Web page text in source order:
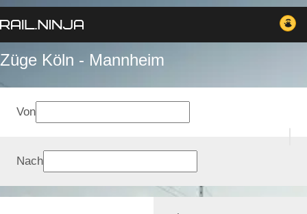
Züge Köln - Mannheim
Von
Nach